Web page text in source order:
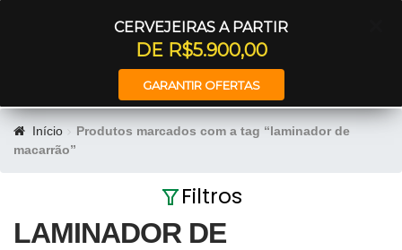
CERVEJEIRAS A PARTIR
DE R$5.900,00
GARANTIR OFERTAS
Início
Produtos marcados com a tag “laminador de
macarrão”
Filtros
LAMINADOR DE